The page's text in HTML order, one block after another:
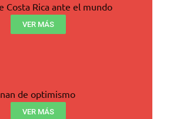
Costa Rica ante el mundo
VER MÁS
de optimismo
VER MÁS